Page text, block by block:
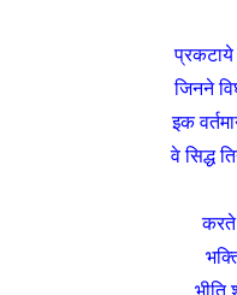
जिनने
इक
वे सिद्ध
करते
भीति